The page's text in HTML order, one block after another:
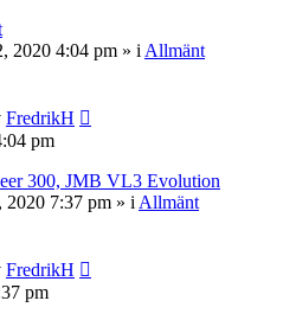
2020 4:04 pm » i Allmänt
FredrikH
pm
300, JMB VL3 Evolution
2020 7:37 pm » i Allmänt
FredrikH
pm